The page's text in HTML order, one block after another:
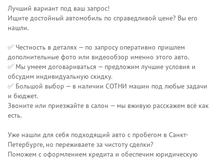
Лучший вариант под ваш запрос!
Ищите достойный автомобиль по справедливой цене? Вы его
нашли.
✅ Честность в деталях — по запросу оперативно пришлем
дополнительные фото или видеообзор именно этого авто.
✅ Мы умеем договариваться — предложим лучшие условия и
обсудим индивидуальную скидку.
✅ Большой выбор — в наличии СОТНИ машин под любые задачи
и бюджет.
Звоните или приезжайте в салон — мы вживую расскажем всё как
есть.
Уже нашли для себя подходящий авто с пробегом в Санкт-
Петербурге, но переживаете за чистоту сделки?
Поможем с оформлением кредита и обеспечим юридическую